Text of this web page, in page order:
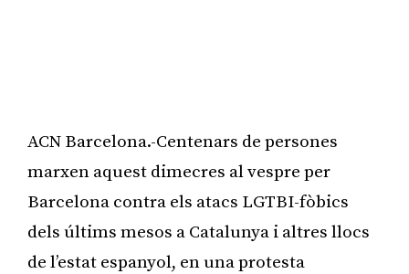
ACN Barcelona.-Centenars de persones
marxen aquest dimecres al vespre per
Barcelona contra els atacs LGTBI-fòbics
dels últims mesos a Catalunya i altres llocs
de l’estat espanyol, en una protesta